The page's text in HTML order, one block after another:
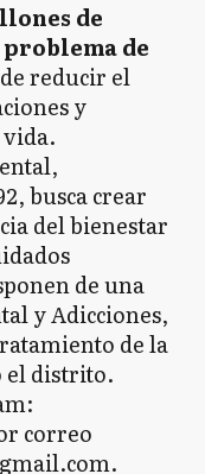
de
de
reducir el
y
busca crear
del bienestar
de una
y Adicciones,
de la
el distrito.
correo